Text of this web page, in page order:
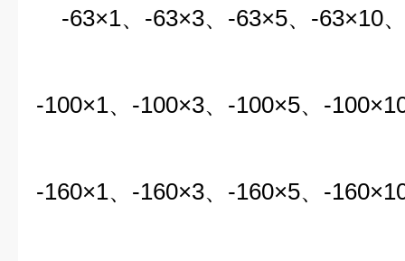
-63×1、-63×3、-63×5、-63×10
-100×1、-100×3、-100×5、-
-160×1、-160×3、-160×5、-